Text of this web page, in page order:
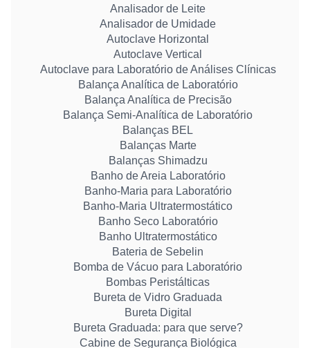
Analisador de Leite
Analisador de Umidade
Autoclave Horizontal
Autoclave Vertical
Autoclave para Laboratório de Análises Clínicas
Balança Analítica de Laboratório
Balança Analítica de Precisão
Balança Semi-Analítica de Laboratório
Balanças BEL
Balanças Marte
Balanças Shimadzu
Banho de Areia Laboratório
Banho-Maria para Laboratório
Banho-Maria Ultratermostático
Banho Seco Laboratório
Banho Ultratermostático
Bateria de Sebelin
Bomba de Vácuo para Laboratório
Bombas Peristálticas
Bureta de Vidro Graduada
Bureta Digital
Bureta Graduada: para que serve?
Cabine de Segurança Biológica